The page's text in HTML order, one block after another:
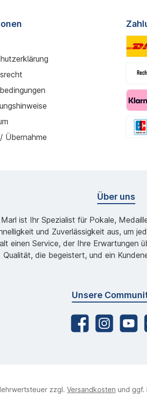
Übernahme
Über uns
ist Ihr Spezialist für Pokale,
und Zuverlässigkeit aus, um
einen Service, der Ihre
Qualität, die begeistert, und ein
Unsere
zzgl. Versandkosten und ggf.